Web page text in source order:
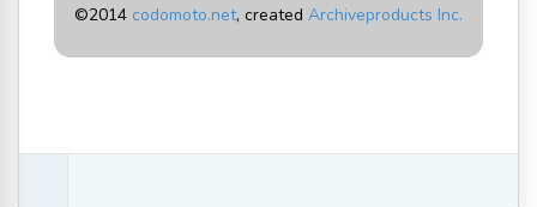
©2014 codomoto.net, created Archiveproducts Inc.